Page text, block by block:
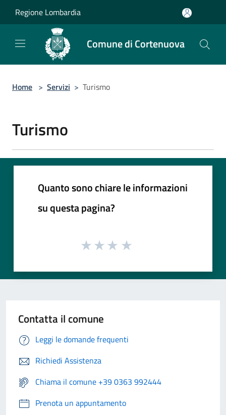
Regione Lombardia
Comune di Cortenuova
Home > Servizi > Turismo
Turismo
Quanto sono chiare le informazioni
su questa pagina?
Contatta il comune
Leggi le domande frequenti
Richiedi Assistenza
Chiama il comune +39 0363 992444
Prenota un appuntamento